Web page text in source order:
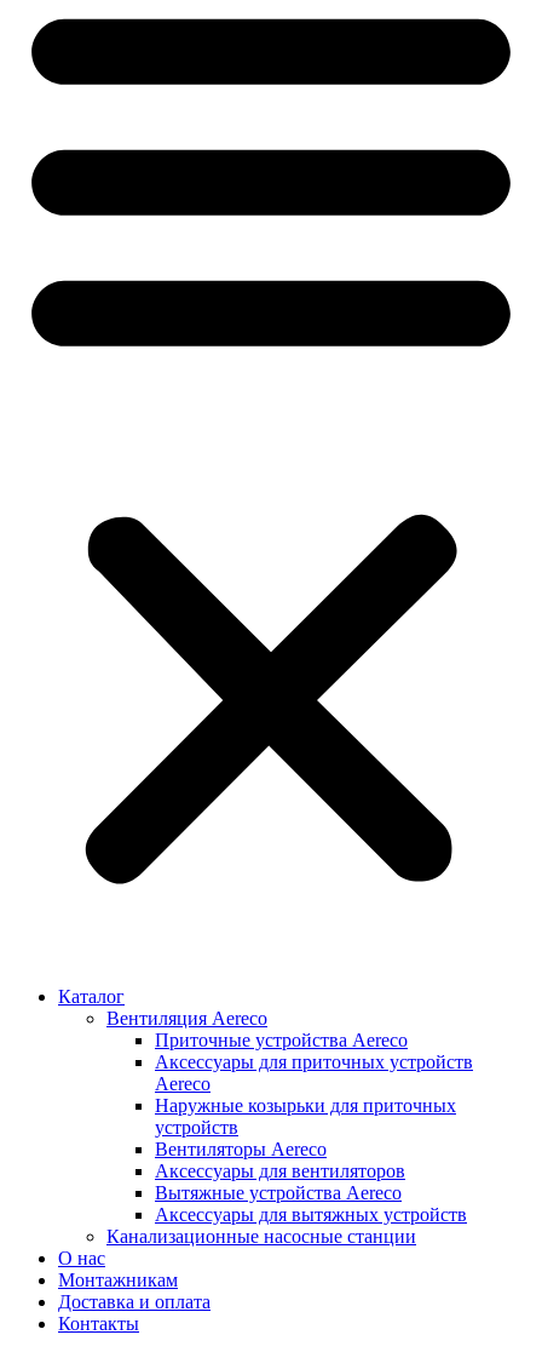
Каталог
Вентиляция Aereco
Приточные устройства Aereco
Аксессуары для приточных устройств
Aereco
Наружные козырьки для приточных
устройств
Вентиляторы Aereco
Аксессуары для вентиляторов
Вытяжные устройства Aereco
Аксессуары для вытяжных устройств
Канализационные насосные станции
О нас
Монтажникам
Доставка и оплата
Контакты